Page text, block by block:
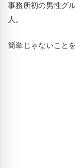
事務所初の男性グ
人。
簡単じゃないこと